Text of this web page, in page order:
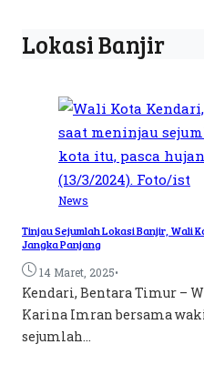
Lokasi Banjir
News
Tinjau Sejumlah Lokasi Banjir, Wali
Jangka Panjang
14 Maret, 2025•
Kendari, Bentara Timur –
Karina Imran bersama
sejumlah...